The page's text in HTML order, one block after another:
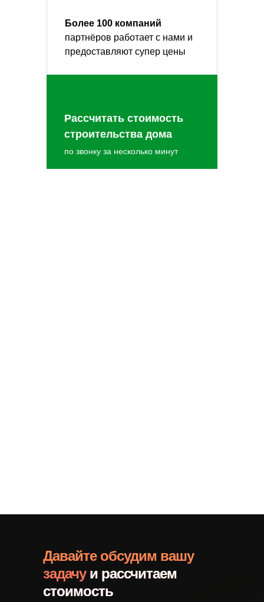
Более 100 компаний
партнёров работает с нами и
предоставляют супер цены
Рассчитать стоимость
строительства дома
по звонку за несколько минут
Давайте обсудим вашу
задачу и рассчитаем
стоимость